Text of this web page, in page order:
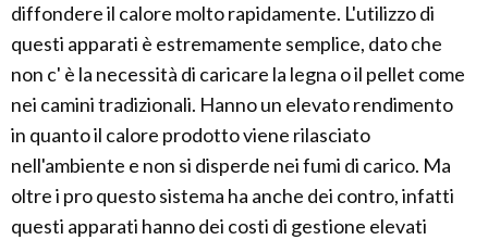
diffondere il calore molto rapidamente. L'utilizzo di
questi apparati è estremamente semplice, dato che
non c' è la necessità di caricare la legna o il pellet come
nei camini tradizionali. Hanno un elevato rendimento
in quanto il calore prodotto viene rilasciato
nell'ambiente e non si disperde nei fumi di carico. Ma
oltre i pro questo sistema ha anche dei contro, infatti
questi apparati hanno dei costi di gestione elevati